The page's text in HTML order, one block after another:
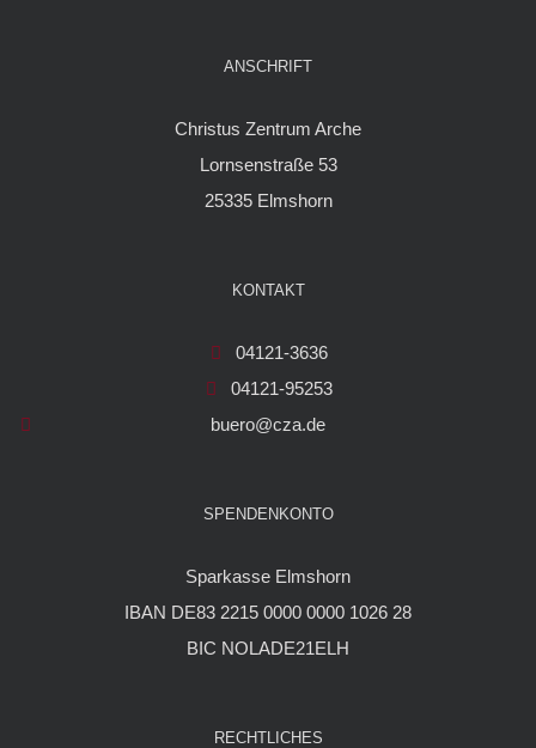
ANSCHRIFT
Christus Zentrum Arche
Lornsenstraße 53
25335 Elmshorn
KONTAKT
04121-3636
04121-95253
buero@cza.de
SPENDENKONTO
Sparkasse Elmshorn
IBAN DE83 2215 0000 0000 1026 28
BIC NOLADE21ELH
RECHTLICHES